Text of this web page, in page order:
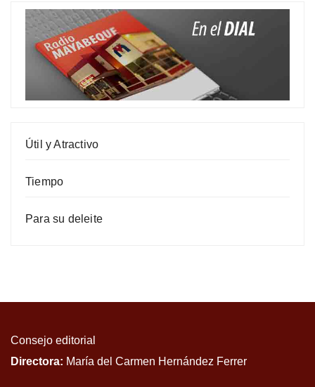
Útil y Atractivo
Tiempo
Para su deleite
Consejo editorial
Directora: María del Carmen Hernández Ferrer